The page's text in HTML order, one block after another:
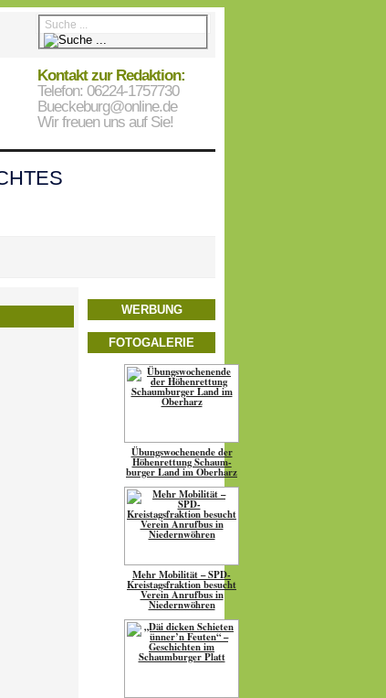
Kontakt zur Redaktion:
Telefon: 06224-1757730
Bueckeburg@online.de
Wir freuen uns auf Sie!
WERBUNG
FOTOGALERIE
Übungs­wo­chen­ende der
Höhen­ret­tung Schaum­
burger Land im Oberharz
Mehr Mobilität – SPD-
Kreistagsfraktion besucht
Verein Anrufbus in
Niedernwöhren